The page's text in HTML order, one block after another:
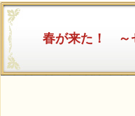
春が来た！ ～